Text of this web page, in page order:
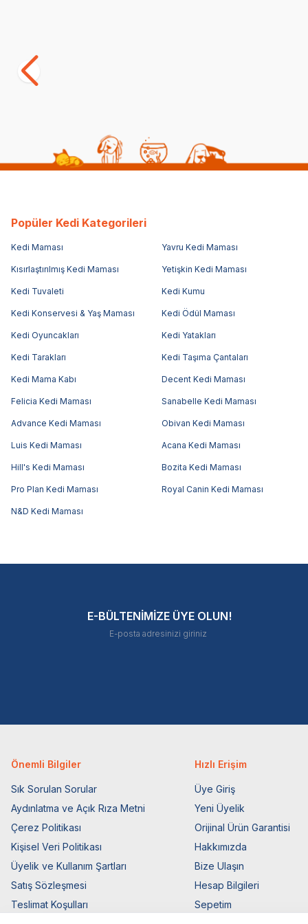
Popüler Kedi Kategorileri
Kedi Maması Yavru Kedi Maması
Kısırlaştırılmış Kedi Maması Yetişkin Kedi Maması
Kedi Tuvaleti Kedi Kumu
Kedi Konservesi & Yaş Maması Kedi Ödül Maması
Kedi Oyuncakları Kedi Yatakları
Kedi Tarakları Kedi Taşıma Çantaları
Kedi Mama Kabı Decent Kedi Maması
Felicia Kedi Maması Sanabelle Kedi Maması
Advance Kedi Maması Obivan Kedi Maması
Luis Kedi Maması Acana Kedi Maması
Hill's Kedi Maması Bozita Kedi Maması
Pro Plan Kedi Maması Royal Canin Kedi Maması
N&D Kedi Maması
E-BÜLTENİMİZE ÜYE OLUN!
Önemli Bilgiler
Sık Sorulan Sorular
Aydınlatma ve Açık Rıza Metni
Çerez Politikası
Kişisel Veri Politikası
Üyelik ve Kullanım Şartları
Satış Sözleşmesi
Teslimat Koşulları
Hızlı Erişim
Üye Giriş
Yeni Üyelik
Orijinal Ürün Garantisi
Hakkımızda
Bize Ulaşın
Hesap Bilgileri
Sepetim